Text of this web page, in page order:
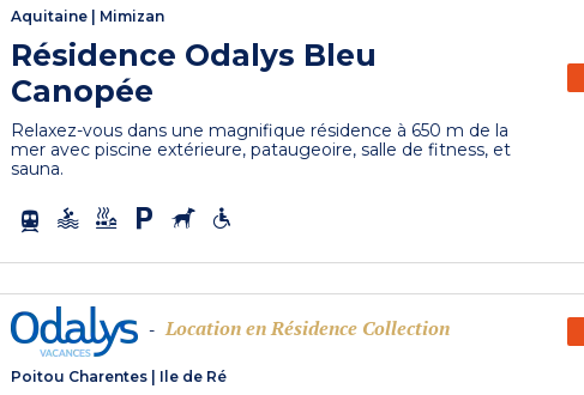
Aquitaine Mimizan
Résidence Odalys Bleu
Canopée
Relaxez-vous dans une magnifique résidence à 650 m de la
mer avec piscine extérieure, pataugeoire, salle de fitness, et
sauna.
- Location en Résidence Collection
Poitou Charentes Ile de Ré